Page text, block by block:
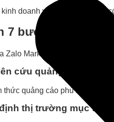
doanh và ngân sách, bạn
7 bước lập kế
Zalo Marketing, shop có thể
cứu quảng cáo trên
thức quảng cáo phù hợp với
thị trường mục tiêu